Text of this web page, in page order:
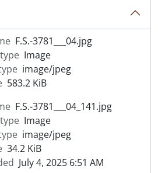
de 1966
de 1966
de 1966
de 1966
de 1966
de 1966
de 1966
de 1966
de 1966
de 1966
de 1966
F.S.-3781___04.jpg
Image
image/jpeg
583.2 KiB
F.S.-3781___04_141.jpg
Image
image/jpeg
34.2 KiB
July 4, 2025 6:51 AM